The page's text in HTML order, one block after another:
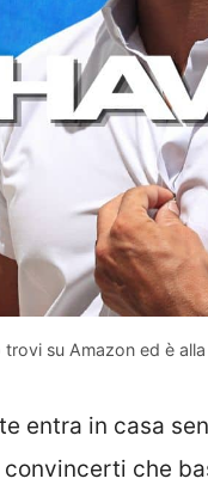
su Amazon ed è
entra in casa
che